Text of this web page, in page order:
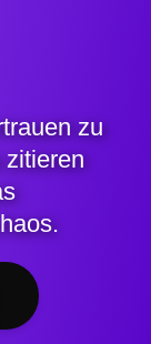
zu
zitieren